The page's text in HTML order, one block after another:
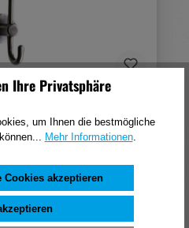
1 Stück)
Warenkorb
Ihre Privatsphäre
um Ihnen die bestmögliche
Mehr Informationen.
Cookies akzeptieren